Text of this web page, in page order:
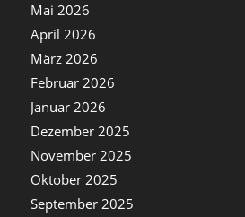
Mai 2026
April 2026
März 2026
Februar 2026
Januar 2026
Dezember 2025
November 2025
Oktober 2025
September 2025